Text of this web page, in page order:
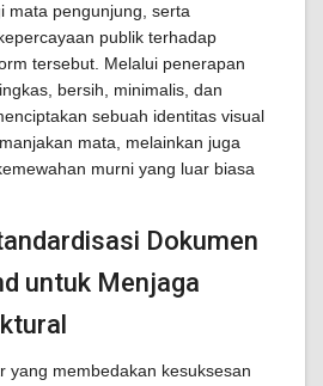
mata pengunjung, serta
publik terhadap
tersebut. Melalui penerapan
bersih, minimalis, dan
sebuah identitas visual
mata, melainkan juga
murni yang luar biasa
Dokumen
untuk Menjaga
yang membedakan kesuksesan